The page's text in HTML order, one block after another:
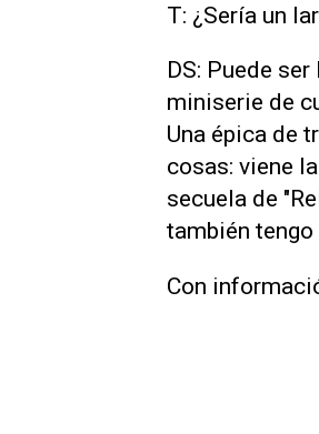
T: ¿Sería un
DS: Puede
miniserie de
Una épica de
cosas: viene
secuela de
también
Con